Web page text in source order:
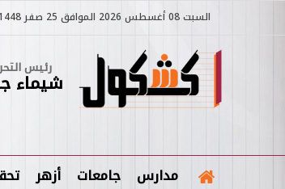
السبت 08 أغسطس 2026 الموافق 25 صفر 1448
رئيس
شيماء
مدارس جامعات أزهر